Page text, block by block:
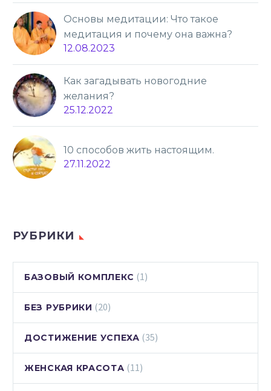
Основы медитации: Что такое
медитация и почему она важна?
12.08.2023
Как загадывать новогодние
желания?
25.12.2022
10 способов жить настоящим.
27.11.2022
РУБРИКИ
БАЗОВЫЙ КОМПЛЕКС (1)
БЕЗ РУБРИКИ (20)
ДОСТИЖЕНИЕ УСПЕХА (35)
ЖЕНСКАЯ КРАСОТА (11)